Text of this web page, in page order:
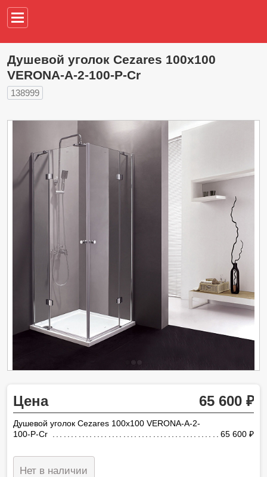
Душевой уголок Cezares 100х100
VERONA-A-2-100-P-Cr
138999
Цена 65 600
Душевой уголок Cezares 100х100 VERONA-A-2-
100-P-Cr
65 600
Нет в наличии